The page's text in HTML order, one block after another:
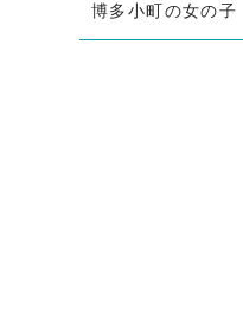
お電話での受付
683-3495
博多小町の女の子